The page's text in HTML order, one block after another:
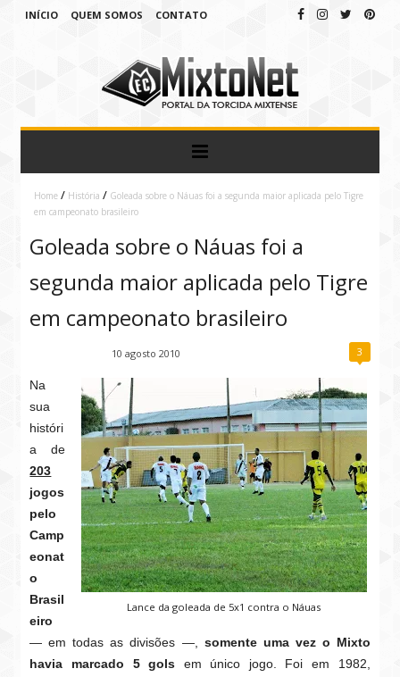
INÍCIO QUEM SOMOS CONTATO
Home / História / Goleada sobre o Náuas foi a segunda maior aplicada pelo Tigre
em campeonato brasileiro
Goleada sobre o Náuas foi a
segunda maior aplicada pelo Tigre
em campeonato brasileiro
10 agosto 2010 3
Lance da goleada de 5x1 contra o Náuas
Na
sua
históri
a de
203
jogos
pelo
Camp
eonat
o
Brasil
eiro
— em todas as divisões —, somente uma vez o Mixto
havia marcado 5 gols em único jogo. Foi em 1982,